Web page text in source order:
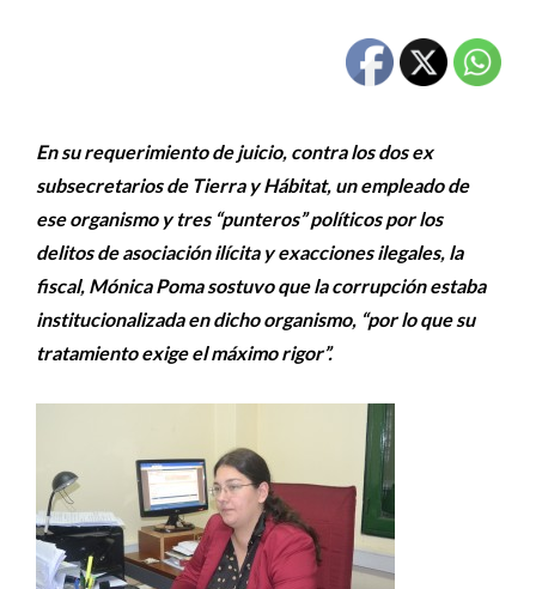
En su requerimiento de juicio, contra los dos ex
subsecretarios de Tierra y Hábitat, un empleado de
ese organismo y tres “punteros” políticos por los
delitos de asociación ilícita y exacciones ilegales, la
fiscal, Mónica Poma sostuvo que la corrupción estaba
institucionalizada en dicho organismo, “por lo que su
tratamiento exige el máximo rigor”.